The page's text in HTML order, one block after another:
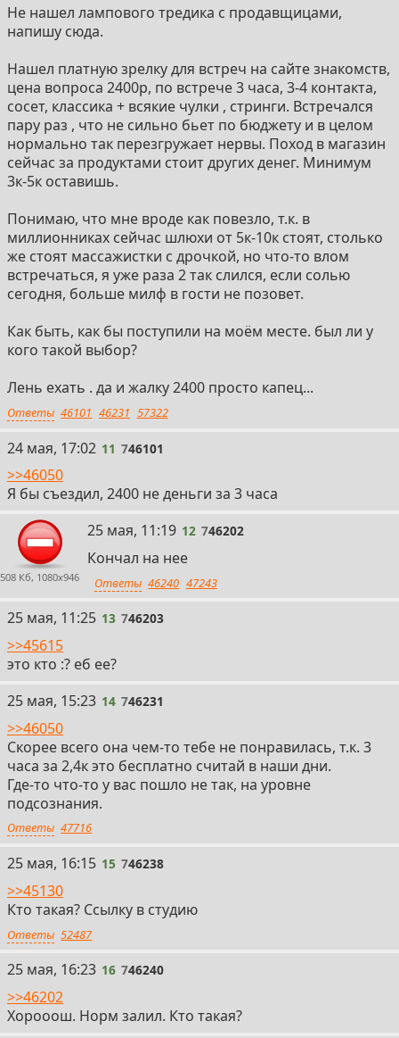
Не нашел лампового тредика с продавщицами,
напишу сюда.
Нашел платную зрелку для встреч на сайте знакомств,
цена вопроса 2400р, по встрече 3 часа, 3-4 контакта,
сосет, классика + всякие чулки , стринги. Встречался
пару раз , что не сильно бьет по бюджету и в целом
нормально так перезгружает нервы. Поход в магазин
сейчас за продуктами стоит других денег. Минимум
3к-5к оставишь.
Понимаю, что мне вроде как повезло, т.к. в
миллионниках сейчас шлюхи от 5к-10к стоят, столько
же стоят массажистки с дрочкой, но что-то влом
встречаться, я уже раза 2 так слился, если солью
сегодня, больше милф в гости не позовет.
Как быть, как бы поступили на моём месте. был ли у
кого такой выбор?
Лень ехать . да и жалку 2400 просто капец...
Ответы 46101 46231 57322
11
24 мая, 17:02 11 746101
>>46050
Я бы съездил, 2400 не деньги за 3 часа
508 Кб, 1080x946
12
25 мая, 11:19 12 746202
Кончал на нее
Ответы 46240 47243
13
25 мая, 11:25 13 746203
>>45615
это кто :? еб ее?
14
25 мая, 15:23 14 746231
>>46050
Скорее всего она чем-то тебе не понравилась, т.к. 3
часа за 2,4к это бесплатно считай в наши дни.
Где-то что-то у вас пошло не так, на уровне
подсознания.
Ответы 47716
15
25 мая, 16:15 15 746238
>>45130
Кто такая? Ссылку в студию
Ответы 52487
16
25 мая, 16:23 16 746240
>>46202
Хорооош. Норм залил. Кто такая?